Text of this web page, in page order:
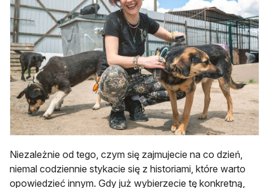
Niezależnie od tego, czym się zajmujecie na co dzień,
niemal codziennie stykacie się z historiami, które warto
opowiedzieć innym. Gdy już wybierzecie tę konkretną,